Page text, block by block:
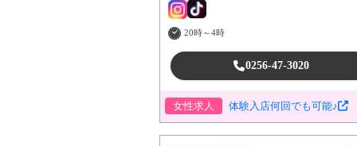
20時～4時
0256-47-3020
女性求人 体験入店何回でも可能♪